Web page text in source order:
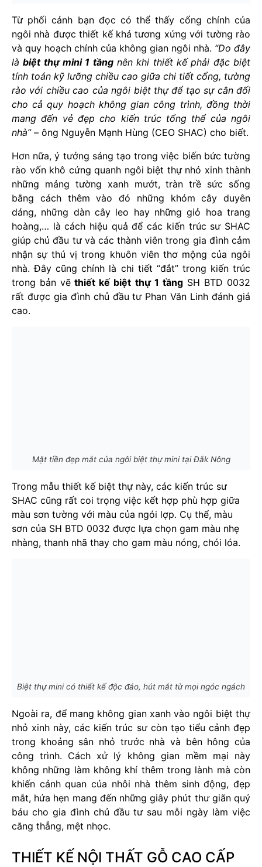
Từ phối cảnh bạn đọc có thể thấy cổng chính của
ngôi nhà được thiết kế khá tương xứng với tường rào
và quy hoạch chính của không gian ngôi nhà. “Do đây
làbiệt thự mini 1 tầngnên khi thiết kế phải đặc biệt
tính toán kỹ lưỡng chiều cao giữa chi tiết cổng, tường
rào với chiều cao của ngôi biệt thự để tạo sự cân đối
cho cả quy hoạch không gian công trình, đồng thời
mang đến vẻ đẹp cho kiến trúc tổng thể của ngôi
nhà”– ông Nguyễn Mạnh Hùng (CEO SHAC) cho biết.
Hơn nữa, ý tưởng sáng tạo trong việc biến bức tường
rào vốn khô cứng quanh ngôi biệt thự nhỏ xinh thành
những mảng tường xanh mướt, tràn trề sức sống
bằng cách thêm vào đó những khóm cây duyên
dáng, những dàn cây leo hay những giỏ hoa trang
hoàng,… là cách hiệu quả để các kiến trúc sư SHAC
giúp chủ đầu tư và các thành viên trong gia đình cảm
nhận sự thú vị trong khuôn viên thơ mộng của ngôi
nhà. Đây cũng chính là chi tiết “đắt” trong kiến trúc
trong bản vẽ thiết kế biệt thự 1 tầngSH BTD 0032
rất được gia đình chủ đầu tư Phan Văn Linh đánh giá
cao.
Mặt tiền đẹp mắt của ngôi biệt thự mini tại Đắk Nông
Trong mẫu thiết kế biệt thự này, các kiến trúc sư
SHAC cũng rất coi trọng việc kết hợp phù hợp giữa
màu sơn tường với màu của ngói lợp. Cụ thể, màu
sơn của SH BTD 0032 được lựa chọn gam màu nhẹ
nhàng, thanh nhã thay cho gam màu nóng, chói lóa.
Biệt thự mini có thiết kế độc đáo, hút mắt từ mọi ngóc ngách
Ngoài ra, để mang không gian xanh vào ngôi biệt thự
nhỏ xinh này, các kiến trúc sư còn tạo tiểu cảnh đẹp
trong khoảng sân nhỏ trước nhà và bên hông của
công trình. Cách xử lý không gian mềm mại này
không những làm không khí thêm trong lành mà còn
khiến cảnh quan của nhôi nhà thêm sinh động, đẹp
mắt, hứa hẹn mang đến những giây phút thư giãn quý
báu cho gia đình chủ đầu tư sau mỗi ngày làm việc
căng thẳng, mệt nhọc.
THIẾT KẾ NỘI THẤT GỖ CAO CẤP